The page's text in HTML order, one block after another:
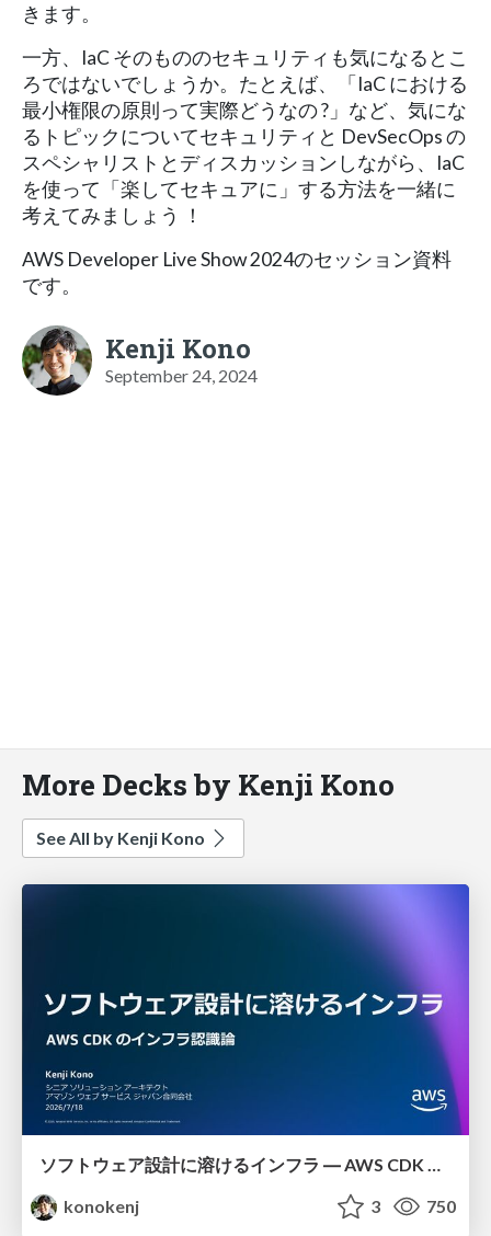
きます。
一方、IaC そのもののセキュリティも気になるとこ
ろではないでしょうか。たとえば、「IaC における
最小権限の原則って実際どうなの ?」など、気にな
るトピックについてセキュリティと DevSecOps の
スペシャリストとディスカッションしながら、IaC
を使って「楽してセキュアに」する方法を一緒に
考えてみましょう ！
AWS Developer Live Show 2024のセッション資料
です。
Kenji Kono
September 24, 2024
More Decks by Kenji Kono
See All by Kenji Kono
ソフトウェア設計に溶けるインフラ ― AWS CDK のインフラ認識論
konokenj
3 750